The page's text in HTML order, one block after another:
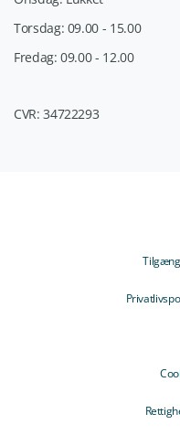
Torsdag: 09.00 - 15.00
Fredag: 09.00 - 12.00
CVR: 34722293